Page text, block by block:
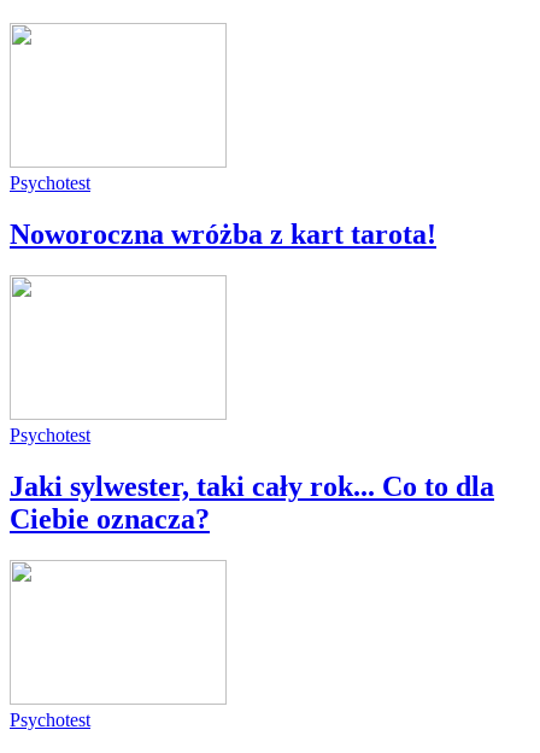
Psychotest
Noworoczna wróżba z kart tarota!
Psychotest
Jaki sylwester, taki cały rok... Co to dla
Ciebie oznacza?
Psychotest